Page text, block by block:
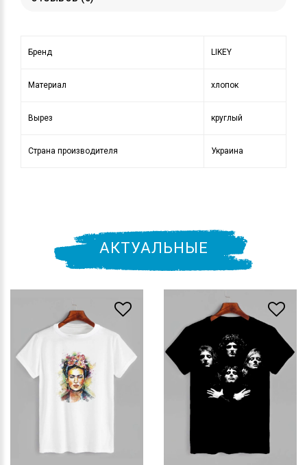
Бренд LIKEY
Материал хлопок
Вырез круглый
Страна производителя Украина
АКТУАЛЬНЫЕ